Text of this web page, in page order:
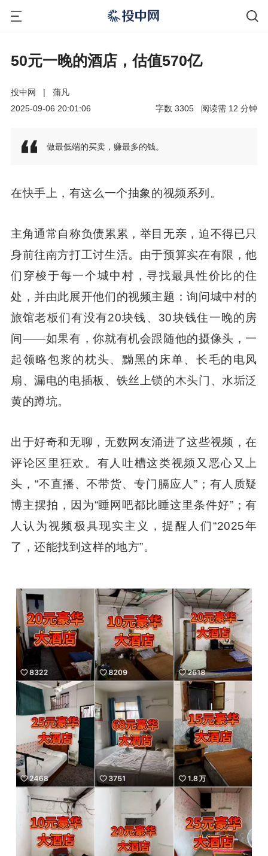
50元一晚的酒店，估值570亿
投中网 |
蒲凡
2025-09-06 20:01:06
分钟
12
阅读需
3305
字数
做最低端的买卖，赚最多的钱。
在快手上，有这么一个抽象的视频系列。
主角通常自称负债累累，举目无亲，迫不得已只
身前往南方打工讨生活。由于预算实在有限，他
们穿梭于每一个城中村，寻找最具性价比的住
处，并由此展开他们的视频主题：询问城中村的
旅馆老板们有没有20块钱、30块钱住一晚的房
间——如果有，你就有机会跟随他的摄像头，一
起领略包浆的枕头、黝黑的床单、长毛的电风
扇、漏电的电插板、铁丝上锁的木头门、水垢泛
黄的蹲坑。
出于好奇和无聊，无数网友涌进了这些视频，在
评论区里狂欢。有人吐槽这类视频又恶心又上
头，“不直播、不带货、专门膈应人”；有人质疑
博主摆拍，因为“睡网吧都比睡这里条件好”；有
人认为视频极具现实主义，提醒人们“2025年
了，还能找到这样的地方”。